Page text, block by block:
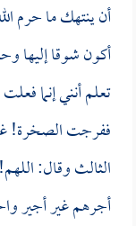
أن ينتهك ما حرم
أكون شوقا إليها
تعلم أنني إنما
ففرجت الصخرة!
الثالث وقال:
أجرهم غير أجير